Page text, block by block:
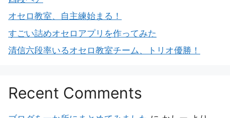
オセロ教室、自主練始まる！
すごい詰めオセロアプリを作ってみた
清信六段率いるオセロ教室チーム、トリオ優勝！
Recent Comments